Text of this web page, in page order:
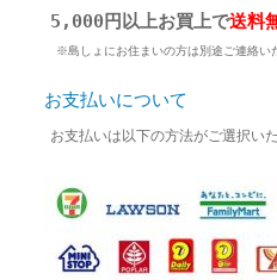
5,000円以上お買上で送料
※島しょにお住まいの方は別途ご連絡い
お支払いについて
お支払いは以下の方法がご選択い